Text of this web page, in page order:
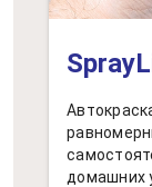
домашних